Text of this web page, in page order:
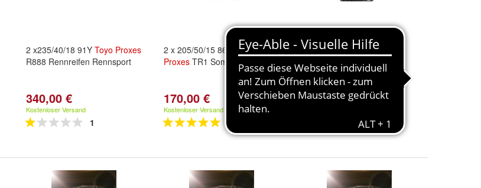
2 x235/40/18 91Y Toyo Proxes
R888 Rennreifen Rennsport
340,00 €
Kostenloser Versand
1
2 x 205/50/15 86W xLToyo
Proxes TR1 Sommerreifen
170,00 €
Kostenloser Versand
1 x 275/40/18 99YToyo
ProxesT1R Sommerreifen
167,00 €